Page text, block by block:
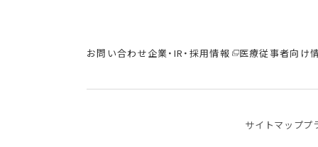
お問い合わせ企業・IR・採用情報 医療従事者向け
サイトマッププ